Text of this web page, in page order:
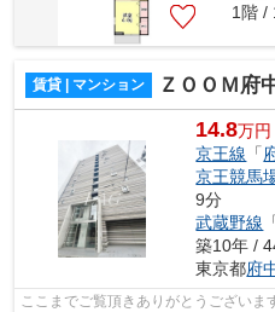
1階 /
賃貸 | マンション ＺＯＯＭ府
14.8万円
京王線 「
京王競馬
9分
武蔵野線
築10年 /
東京都府
ここまでご覧頂きありがとうございま